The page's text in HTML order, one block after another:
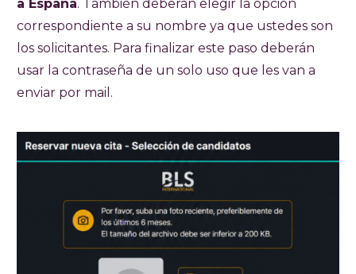
a España. También deberán elegir la opción
correspondiente a su nombre ya que ustedes son
los solicitantes. Para finalizar este paso deberán
usar la contraseña de un solo uso que les van a
enviar por mail.